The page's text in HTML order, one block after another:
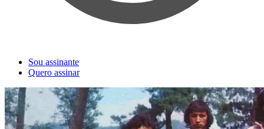
Sou assinante
Quero assinar